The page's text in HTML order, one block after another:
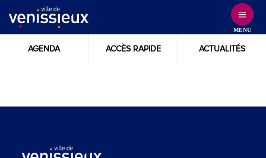
Content
MENU
AGENDA ACCÈS RAPIDE ACTUALITÉS